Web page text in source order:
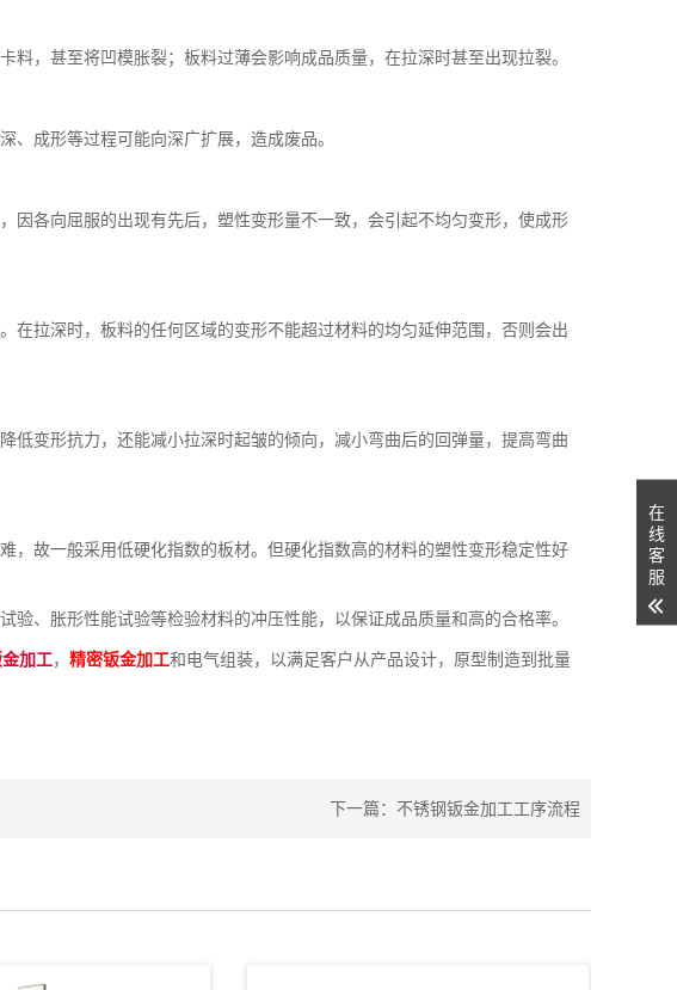
，甚至将凹模胀裂；板料过薄会影响成品质量，在拉深时甚至出现拉裂。
、成形等过程可能向深广扩展，造成废品。
因各向屈服的出现有先后，塑性变形量不一致，会引起不均匀变形，使成形
在拉深时，板料的任何区域的变形不能超过材料的均匀延伸范围，否则会出
低变形抗力，还能减小拉深时起皱的倾向，减小弯曲后的回弹量，提高弯曲
，故一般采用低硬化指数的板材。但硬化指数高的材料的塑性变形稳定性好
、胀形性能试验等检验材料的冲压性能，以保证成品质量和高的合格率。
加工，精密钣金加工和电气组装，以满足客户从产品设计，原型制造到批量
下一篇： 不锈钢钣金加工工序流程
在
线
客
服